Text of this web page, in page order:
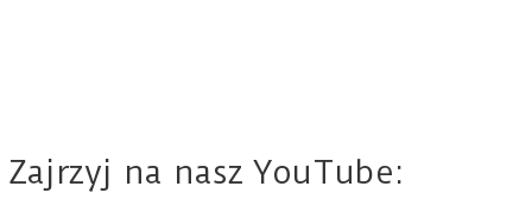
Zajrzyj na nasz YouTube: